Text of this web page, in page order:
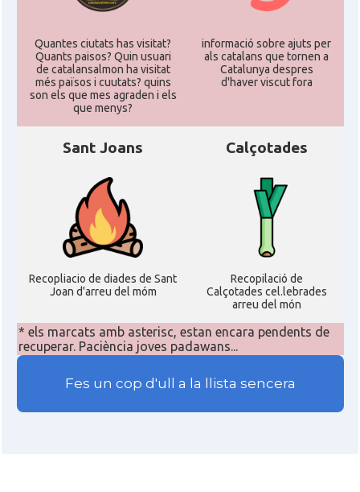
Quantes ciutats has visitat?
Quants paisos? Quin usuari
de catalansalmon ha visitat
més països i cuutats? quins
son els que mes agraden i els
que menys?
informació sobre ajuts per
als catalans que tornen a
Catalunya despres
d'haver viscut fora
Sant Joans
Recopliacio de diades de Sant
Joan d'arreu del móm
Calçotades
Recopilació de
Calçotades cel.lebrades
arreu del món
* els marcats amb asterisc, estan encara pendents de
recuperar. Paciència joves padawans...
Fes un cop d'ull a la llista sencera